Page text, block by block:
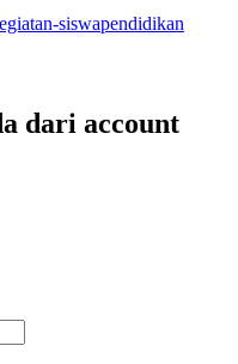
siswapendidikan
dari account